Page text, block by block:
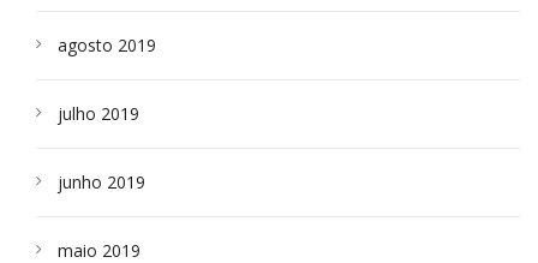
agosto 2019
julho 2019
junho 2019
maio 2019